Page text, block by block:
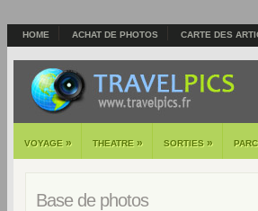
HOME ACHAT DE PHOTOS CARTE DES
VOYAGE » THEATRE » SORTIES »
Base de photos